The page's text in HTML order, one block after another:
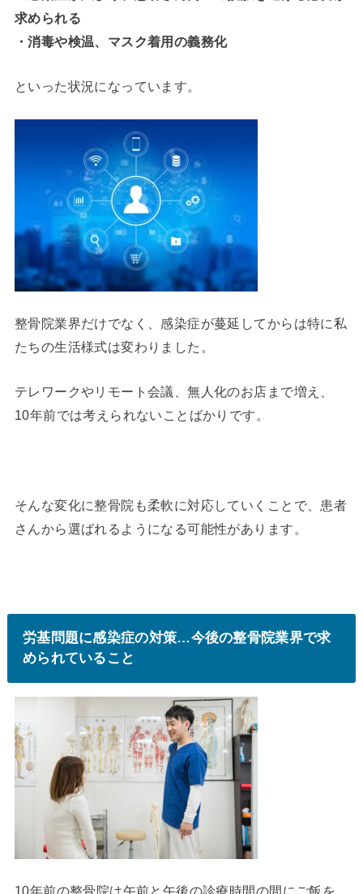
求められる
・消毒や検温、マスク着用の義務化
といった状況になっています。
整骨院業界だけでなく、感染症が蔓延してからは特に私
たちの生活様式は変わりました。
テレワークやリモート会議、無人化のお店まで増え、
10年前では考えられないことばかりです。
そんな変化に整骨院も柔軟に対応していくことで、患者
さんから選ばれるようになる可能性があります。
労基問題に感染症の対策…今後の整骨院業界で求
められていること
10年前の整骨院は午前と午後の診療時間の間にご飯を